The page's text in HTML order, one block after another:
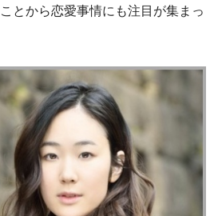
とから恋愛事情にも注目が集まっ